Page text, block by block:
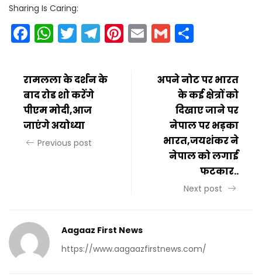
Sharing Is Caring:
Facebook
WhatsApp
Twitter
Telegram
Pinterest
EmailGmail
रामलला के दर्शन के
बाद रोड शो करेंगे
पीएम मोदी,आज
जाएंगे अयोध्या
Previous post
अपने नोट पर भारत
के कई क्षेत्रों को
दिखाए जाने पर
नेपाल पर भड़का
भारत,जयशंकर ने
नेपाल को लगाई
फटकार..
Next post
Aagaaz First News
https://www.aagaazfirstnews.com/